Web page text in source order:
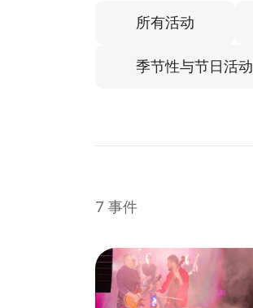
所有活动
季节性与节日活动
7 事件